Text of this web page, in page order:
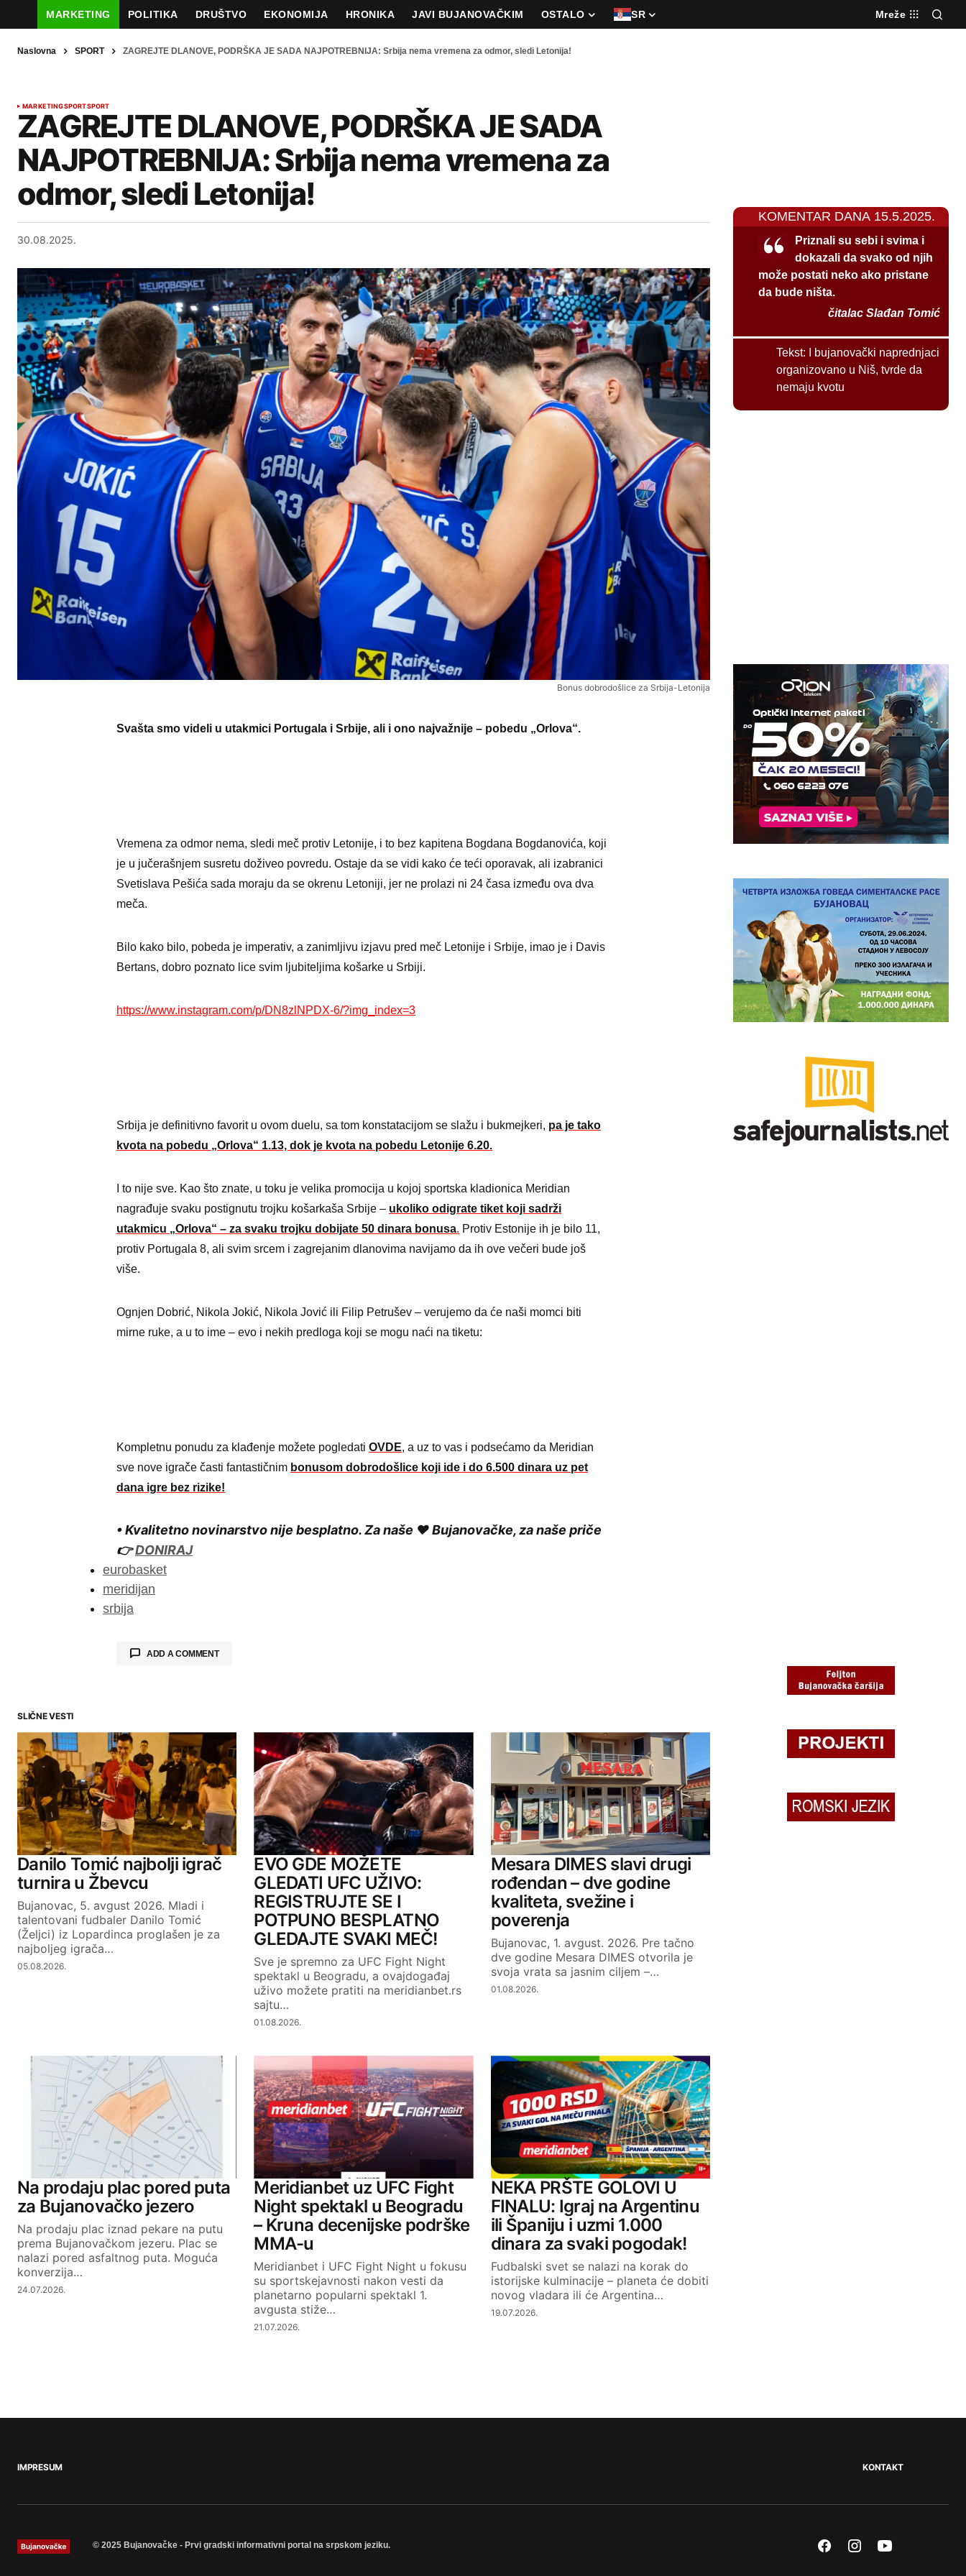
MARKETING POLITIKA DRUŠTVO EKONOMIJA HRONIKA JAVI BUJANOVAČKIM OSTALO SR Mreže
Naslovna SPORT ZAGREJTE DLANOVE, PODRŠKA JE SADA NAJPOTREBNIJA: Srbija nema vremena za odmor, sledi Letonija!
MARKETINGSPORTSPORT
ZAGREJTE DLANOVE, PODRŠKA JE SADA
NAJPOTREBNIJA: Srbija nema vremena za
odmor, sledi Letonija!
30.08.2025.
Bonus dobrodošlice za Srbija-Letonija
Svašta smo videli u utakmici Portugala i Srbije, ali i ono najvažnije – pobedu „Orlova“.
Vremena za odmor nema, sledi meč protiv Letonije, i to bez kapitena Bogdana Bogdanovića, koji
je u jučerašnjem susretu doživeo povredu. Ostaje da se vidi kako će teći oporavak, ali izabranici
Svetislava Pešića sada moraju da se okrenu Letoniji, jer ne prolazi ni 24 časa između ova dva
meča.
Bilo kako bilo, pobeda je imperativ, a zanimljivu izjavu pred meč Letonije i Srbije, imao je i Davis
Bertans, dobro poznato lice svim ljubiteljima košarke u Srbiji.
https://www.instagram.com/p/DN8zlNPDX-6/?img_index=3
Srbija je definitivno favorit u ovom duelu, sa tom konstatacijom se slažu i bukmejkeri, pa je tako
kvota na pobedu „Orlova“ 1.13, dok je kvota na pobedu Letonije 6.20.
I to nije sve. Kao što znate, u toku je velika promocija u kojoj sportska kladionica Meridian
nagrađuje svaku postignutu trojku košarkaša Srbije – ukoliko odigrate tiket koji sadrži
utakmicu „Orlova“ – za svaku trojku dobijate 50 dinara bonusa. Protiv Estonije ih je bilo 11,
protiv Portugala 8, ali svim srcem i zagrejanim dlanovima navijamo da ih ove večeri bude još
više.
Ognjen Dobrić, Nikola Jokić, Nikola Jović ili Filip Petrušev – verujemo da će naši momci biti
mirne ruke, a u to ime – evo i nekih predloga koji se mogu naći na tiketu:
Kompletnu ponudu za klađenje možete pogledati OVDE, a uz to vas i podsećamo da Meridian
sve nove igrače časti fantastičnim bonusom dobrodošlice koji ide i do 6.500 dinara uz pet
dana igre bez rizike!
• Kvalitetno novinarstvo nije besplatno. Za naše ❤️ Bujanovačke, za naše priče
👉DONIRAJ
eurobasket
meridijan
srbija
ADD A COMMENT
Comment*
Your Name Your E-mail
SUBMIT COMMENT
SLIČNE VESTI
Danilo Tomić najbolji igrač
turnira u Žbevcu
Bujanovac, 5. avgust 2026. Mladi i
talentovani fudbaler Danilo Tomić
(Željci) iz Lopardinca proglašen je za
najboljeg igrača…
05.08.2026.
EVO GDE MOŽETE
GLEDATI UFC UŽIVO:
REGISTRUJTE SE I
POTPUNO BESPLATNO
GLEDAJTE SVAKI MEČ!
Sve je spremno za UFC Fight Night
spektakl u Beogradu, a ovajdogađaj
uživo možete pratiti na meridianbet.rs
sajtu…
01.08.2026.
Mesara DIMES slavi drugi
rođendan – dve godine
kvaliteta, svežine i
poverenja
Bujanovac, 1. avgust. 2026. Pre tačno
dve godine Mesara DIMES otvorila je
svoja vrata sa jasnim ciljem –…
01.08.2026.
Na prodaju plac pored puta
za Bujanovačko jezero
Na prodaju plac iznad pekare na putu
prema Bujanovačkom jezeru. Plac se
nalazi pored asfaltnog puta. Moguća
konverzija…
24.07.2026.
Meridianbet uz UFC Fight
Night spektakl u Beogradu
– Kruna decenijske podrške
MMA-u
Meridianbet i UFC Fight Night u fokusu
su sportskejavnosti nakon vesti da
planetarno popularni spektakl 1.
avgusta stiže…
21.07.2026.
NEKA PRŠTE GOLOVI U
FINALU: Igraj na Argentinu
ili Španiju i uzmi 1.000
dinara za svaki pogodak!
Fudbalski svet se nalazi na korak do
istorijske kulminacije – planeta će dobiti
novog vladara ili će Argentina…
19.07.2026.
KOMENTAR DANA 15.5.2025.
Priznali su sebi i svima i
dokazali da svako od njih
može postati neko ako pristane
da bude ništa.
čitalac Slađan Tomić
Tekst:
I bujanovački naprednjaci
organizovano u Niš, tvrde da
nemaju kvotu
IMPRESUM KONTAKT
© 2025 Bujanovačke - Prvi gradski informativni portal na srpskom jeziku.